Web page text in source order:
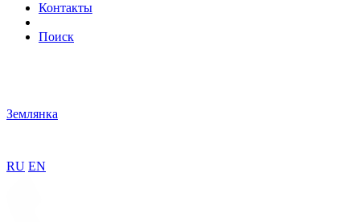
Контакты
Поиск
Землянка
RU EN